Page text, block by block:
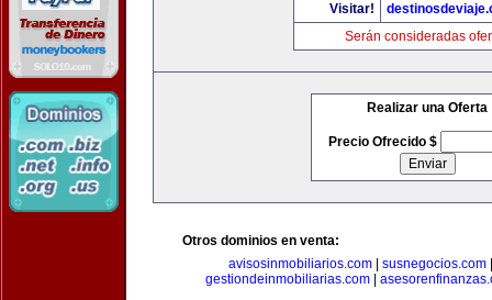
Visitar!
Serán consideradas
Realizar una Oferta
Precio Ofrecido $
Otros dominios en venta:
avisosinmobiliarios.com
susnegocios.com
gestiondeinmobiliarias.com